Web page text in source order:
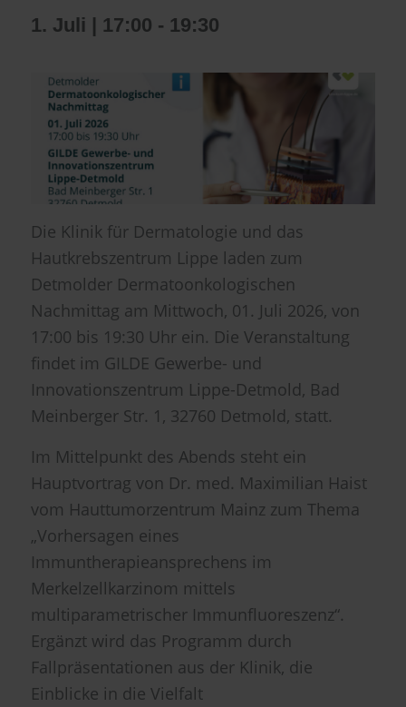
1. Juli | 17:00 - 19:30
Die Klinik für Dermatologie und das
Hautkrebszentrum Lippe laden zum
Detmolder Dermatoonkologischen
Nachmittag am Mittwoch, 01. Juli 2026, von
17:00 bis 19:30 Uhr ein. Die Veranstaltung
findet im GILDE Gewerbe- und
Innovationszentrum Lippe-Detmold, Bad
Meinberger Str. 1, 32760 Detmold, statt.
Im Mittelpunkt des Abends steht ein
Hauptvortrag von Dr. med. Maximilian Haist
vom Hauttumorzentrum Mainz zum Thema
„Vorhersagen eines
Immuntherapieansprechens im
Merkelzellkarzinom mittels
multiparametrischer Immunfluoreszenz“.
Ergänzt wird das Programm durch
Fallpräsentationen aus der Klinik, die
Einblicke in die Vielfalt